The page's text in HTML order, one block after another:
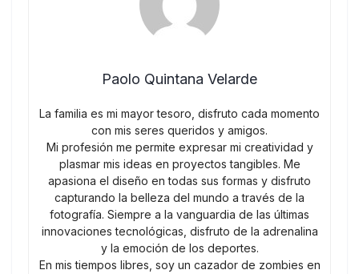
Paolo Quintana Velarde
La familia es mi mayor tesoro, disfruto cada momento
con mis seres queridos y amigos.
Mi profesión me permite expresar mi creatividad y
plasmar mis ideas en proyectos tangibles. Me
apasiona el diseño en todas sus formas y disfruto
capturando la belleza del mundo a través de la
fotografía. Siempre a la vanguardia de las últimas
innovaciones tecnológicas, disfruto de la adrenalina
y la emoción de los deportes.
En mis tiempos libres, soy un cazador de zombies en